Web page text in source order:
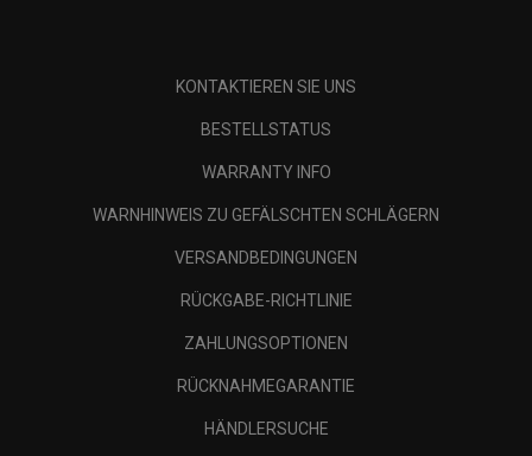
KONTAKTIEREN SIE UNS
BESTELLSTATUS
WARRANTY INFO
WARNHINWEIS ZU GEFÄLSCHTEN SCHLÄGERN
VERSANDBEDINGUNGEN
RÜCKGABE-RICHTLINIE
ZAHLUNGSOPTIONEN
RÜCKNAHMEGARANTIE
HÄNDLERSUCHE